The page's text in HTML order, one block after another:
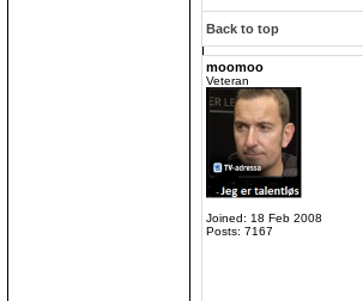
Back to top
moomoo
Veteran
Joined: 18 Feb 2008
Posts: 7167